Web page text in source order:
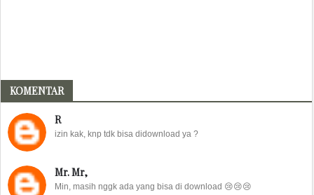
KOMENTAR
R
izin kak, knp tdk bisa didownload ya ?
Mr. Mr,
Min, masih nggk ada yang bisa di download 😢😢😢